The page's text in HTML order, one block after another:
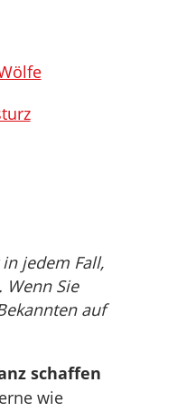
jedem Fall,
Sie
auf
schaffen
wie